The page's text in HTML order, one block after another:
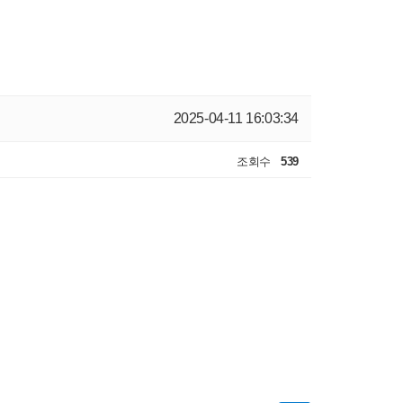
2025-04-11 16:03:34
조회수 539